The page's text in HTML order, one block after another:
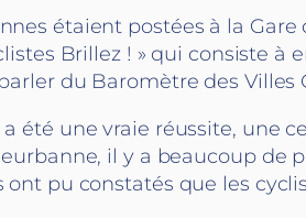
étaient postées à la
Brillez ! » qui consiste
du Baromètre des
été une vraie réussite, une
il y a beaucoup de
ont pu constatés que les